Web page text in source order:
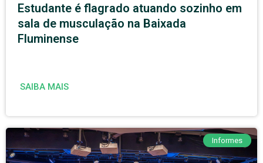
Estudante é flagrado atuando sozinho em
sala de musculação na Baixada
Fluminense
SAIBA MAIS
Informes